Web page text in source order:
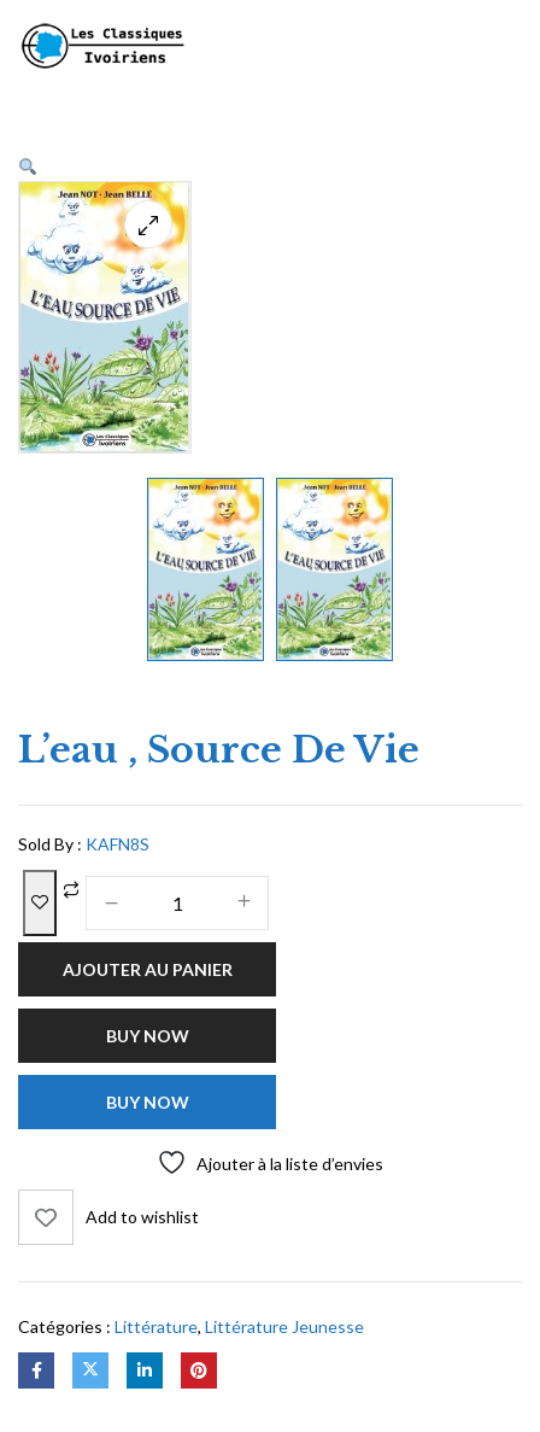
L’eau , Source De Vie
Sold By : KAFN8S
AJOUTER AU PANIER
BUY NOW
BUY NOW
Ajouter à la liste d’envies
Add to wishlist
Catégories : Littérature, Littérature Jeunesse